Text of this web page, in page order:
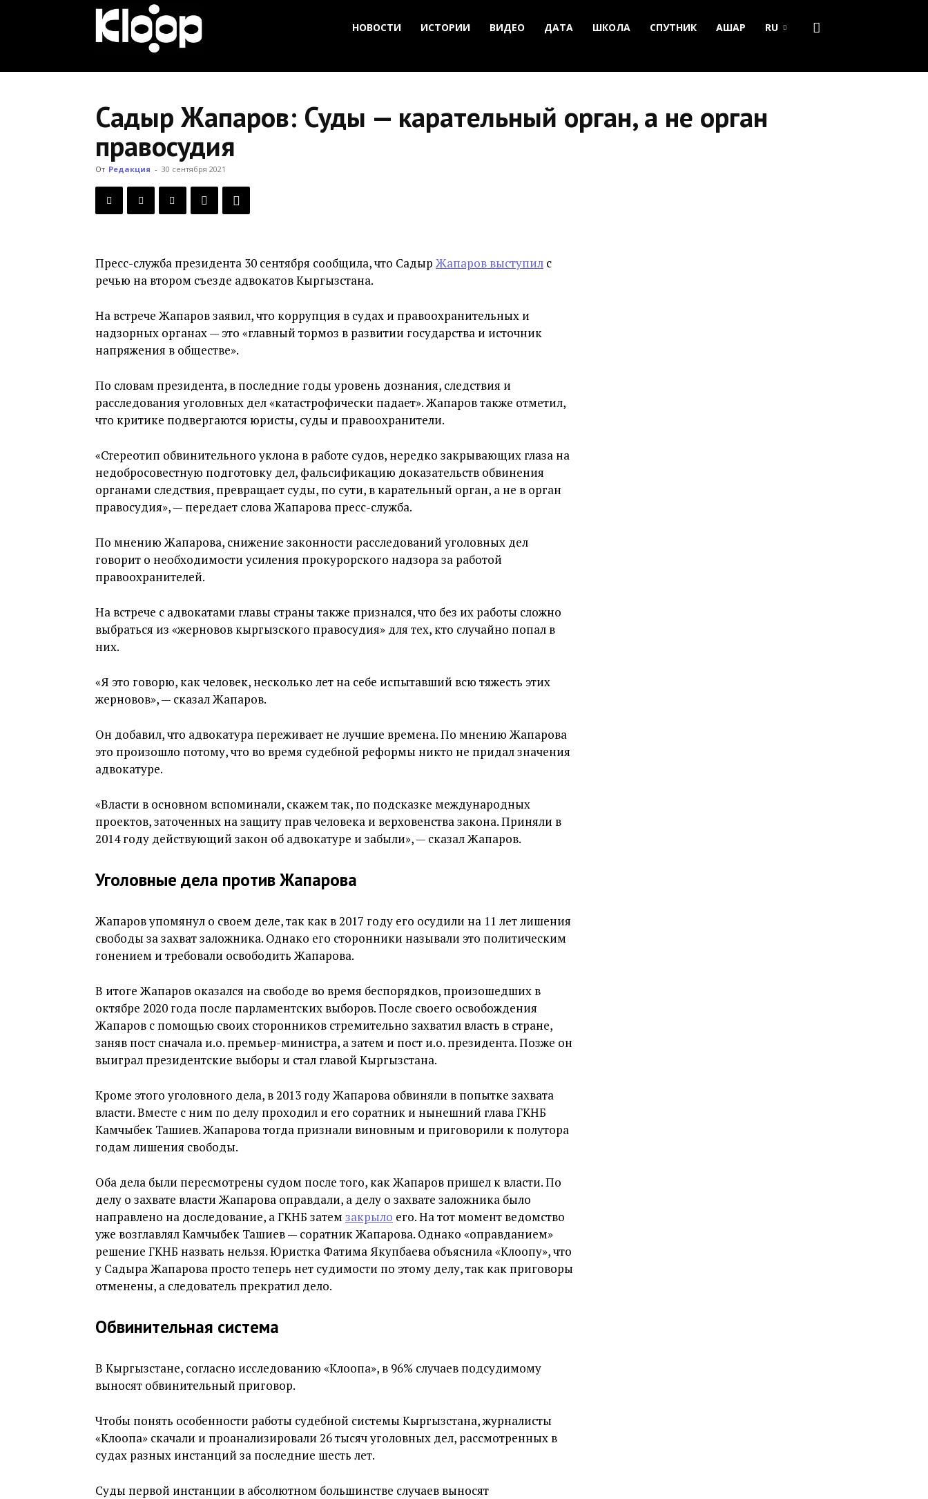
Новости
Кыргызстана
НОВОСТИ ИСТОРИИ ВИДЕО ДАТА ШКОЛА СПУТНИК АШАР RU
Садыр Жапаров: Суды — карательный орган, а не орган
правосудия
От Редакция - 30 сентября 2021
Пресс-служба президента 30 сентября сообщила, что Садыр Жапаров выступил с
речью на втором съезде адвокатов Кыргызстана.
На встрече Жапаров заявил, что коррупция в судах и правоохранительных и
надзорных органах — это «главный тормоз в развитии государства и источник
напряжения в обществе».
По словам президента, в последние годы уровень дознания, следствия и
расследования уголовных дел «катастрофически падает». Жапаров также отметил,
что критике подвергаются юристы, суды и правоохранители.
«Стереотип обвинительного уклона в работе судов, нередко закрывающих глаза на
недобросовестную подготовку дел, фальсификацию доказательств обвинения
органами следствия, превращает суды, по сути, в карательный орган, а не в орган
правосудия», — передает слова Жапарова пресс-служба.
По мнению Жапарова, снижение законности расследований уголовных дел
говорит о необходимости усиления прокурорского надзора за работой
правоохранителей.
На встрече с адвокатами главы страны также признался, что без их работы сложно
выбраться из «жерновов кыргызского правосудия» для тех, кто случайно попал в
них.
«Я это говорю, как человек, несколько лет на себе испытавший всю тяжесть этих
жерновов», — сказал Жапаров.
Он добавил, что адвокатура переживает не лучшие времена. По мнению Жапарова
это произошло потому, что во время судебной реформы никто не придал значения
адвокатуре.
«Власти в основном вспоминали, скажем так, по подсказке международных
проектов, заточенных на защиту прав человека и верховенства закона. Приняли в
2014 году действующий закон об адвокатуре и забыли», — сказал Жапаров.
Уголовные дела против Жапарова
Жапаров упомянул о своем деле, так как в 2017 году его осудили на 11 лет лишения
свободы за захват заложника. Однако его сторонники называли это политическим
гонением и требовали освободить Жапарова.
В итоге Жапаров оказался на свободе во время беспорядков, произошедших в
октябре 2020 года после парламентских выборов. После своего освобождения
Жапаров с помощью своих сторонников стремительно захватил власть в стране,
заняв пост сначала и.о. премьер-министра, а затем и пост и.о. президента. Позже он
выиграл президентские выборы и стал главой Кыргызстана.
Кроме этого уголовного дела, в 2013 году Жапарова обвиняли в попытке захвата
власти. Вместе с ним по делу проходил и его соратник и нынешний глава ГКНБ
Камчыбек Ташиев. Жапарова тогда признали виновным и приговорили к полутора
годам лишения свободы.
Оба дела были пересмотрены судом после того, как Жапаров пришел к власти. По
делу о захвате власти Жапарова оправдали, а делу о захвате заложника было
направлено на доследование, а ГКНБ затемзакрыло его. На тот момент ведомство
уже возглавлял Камчыбек Ташиев — соратник Жапарова. Однако «оправданием»
решение ГКНБ назвать нельзя. Юристка Фатима Якупбаева объяснила «Клоопу», что
у Садыра Жапарова просто теперь нет судимости по этому делу, так как приговоры
отменены, а следователь прекратил дело.
Обвинительная система
В Кыргызстане, согласно исследованию «Клоопа», в 96% случаев подсудимому
выносят обвинительный приговор.
Чтобы понять особенности работы судебной системы Кыргызстана, журналисты
«Клоопа» скачали и проанализировали 26 тысяч уголовных дел, рассмотренных в
судах разных инстанций за последние шесть лет.
Суды первой инстанции в абсолютном большинстве случаев выносят